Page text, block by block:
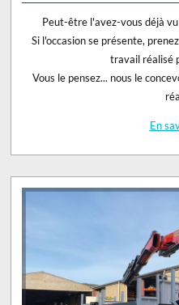
Peut-être l'avez-vous déjà
Si l'occasion se présente,
travail réalisé
Vous le pensez... nous le
En